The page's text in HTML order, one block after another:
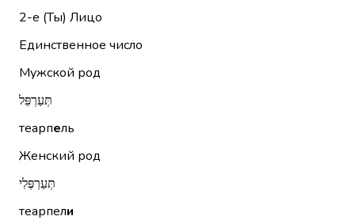
2-е (Ты) Лицо
Единственное число
Мужской род
תְּעַרְפֵּל
теарпель
Женский род
תְּעַרְפְּלִי
теарпели